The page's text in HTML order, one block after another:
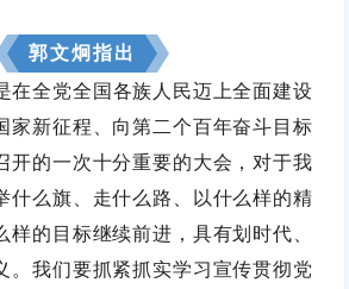
郭文炯指出
在全党全国各族人民迈上全面建设
家新征程、向第二个百年奋斗目标
开的一次十分重要的大会，对于我
什么旗、走什么路、以什么样的精
的目标继续前进，具有划时代、
。我们要抓紧抓实学习宣传贯彻党